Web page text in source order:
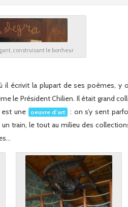
construisant le bonheur
il écrivit la plupart de ses poèmes, y
le Président Chilien. Il était grand
une
oeuvre d’art : on s’y sent
train, le tout au milieu des